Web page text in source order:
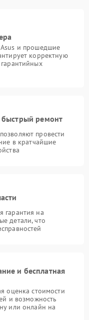
Asus и прошедшие
корректную
быстрый ремонт
провести
в кратчайшие
гарантия на
детали, что
и бесплатная
оценка стоимости
и возможность
или онлайн на